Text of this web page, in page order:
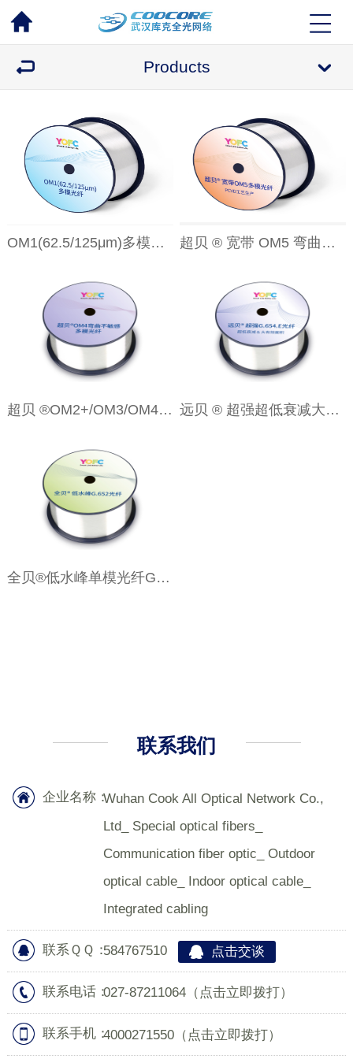
Products
OM1(62.5/125μm)多模光纤 超贝 ® 宽带 OM5 弯曲不敏感多模光纤
超贝 ®OM2+/OM3/OM4 弯曲不敏 远贝 ® 超强超低衰减大有效面积光纤G65
全贝®低水峰单模光纤G652D
联系我们
企业名称：Wuhan Cook All Optical Network Co.,
Ltd_ Special optical fibers_
Communication fiber optic_ Outdoor
optical cable_ Indoor optical cable_
Integrated cabling
联系ＱＱ：584767510 点击交谈
联系电话：027-87211064 （点击立即拨打）
联系手机：4000271550 （点击立即拨打）